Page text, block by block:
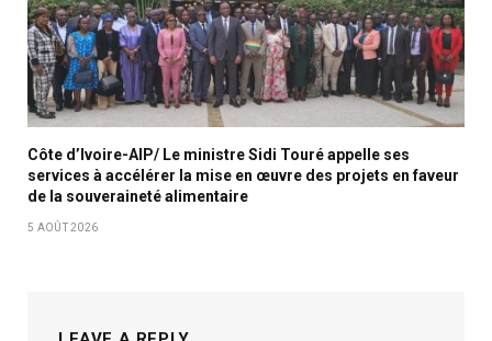
Côte d’Ivoire-AIP/ Le ministre Sidi Touré appelle ses
services à accélérer la mise en œuvre des projets en faveur
de la souveraineté alimentaire
5 AOÛT 2026